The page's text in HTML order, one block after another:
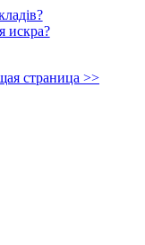
искра?
страница >>